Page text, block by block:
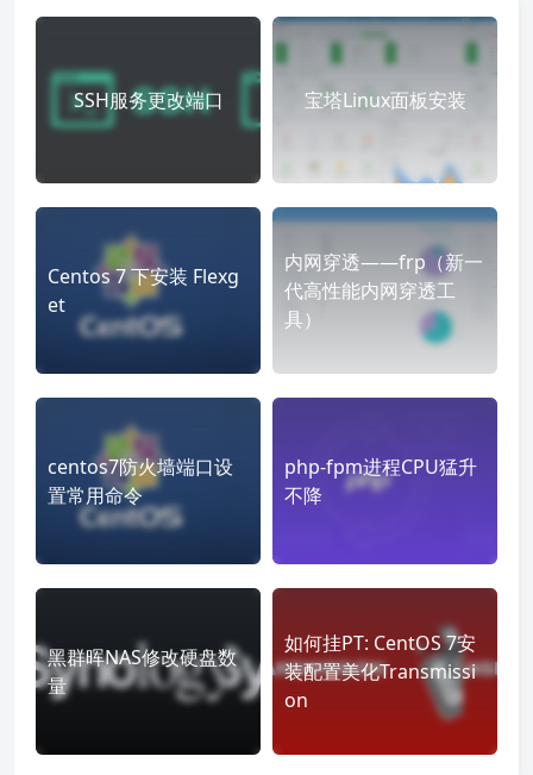
SSH服务更改端口 宝塔Linux面板安装
Centos 7 下安装 Flexg
et
内网穿透——frp（新一
代高性能内网穿透工
具）
centos7防火墙端口设
置常用命令
php-fpm进程CPU猛升
不降
黑群晖NAS修改硬盘数
量
如何挂PT: CentOS 7安
装配置美化Transmissi
on